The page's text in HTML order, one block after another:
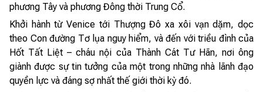
phương Tây và phương Đông thời Trung Cổ.
Khởi hành từ Venice tới Thượng Đô xa xôi vạn dặm, dọc
theo Con đường Tơ lụa nguy hiểm, và đến với triều đình của
Hốt Tất Liệt – cháu nội của Thành Cát Tư Hãn, nơi ông
giành được sự tin tưởng của một trong những nhà lãnh đạo
quyền lực và đáng sợ nhất thế giới thời kỳ đó.